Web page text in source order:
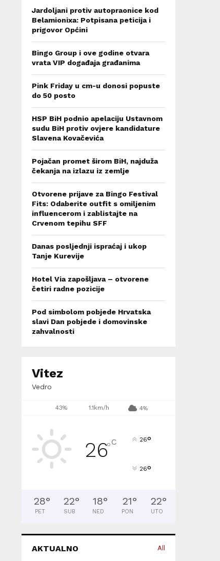
Jardoljani protiv autopraonice kod
Belamionixa: Potpisana peticija i
prigovor Općini
Bingo Group i ove godine otvara
vrata VIP događaja građanima
Pink Friday u cm-u donosi popuste
do 50 posto
HSP BiH podnio apelaciju Ustavnom
sudu BiH protiv ovjere kandidature
Slavena Kovačevića
Pojačan promet širom BiH, najduža
čekanja na izlazu iz zemlje
Otvorene prijave za Bingo Festival
Fits: Odaberite outfit s omiljenim
influencerom i zablistajte na
Crvenom tepihu SFF
Danas posljednji ispraćaj i ukop
Tanje Kurevije
Hotel Via zapošljava – otvorene
četiri radne pozicije
Pod simbolom pobjede Hrvatska
slavi Dan pobjede i domovinske
zahvalnosti
Vitez
Vedro
43% 1.1km/h 4%
26°C 26°
26°
28°
PET
22°
SUB
18°
NED
21°
PON
22°
UTO
AKTUALNO All